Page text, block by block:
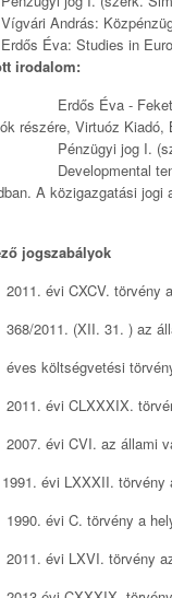
Vígvári András:
Erdős Éva: Studies in
irodalom:
Erdős Éva -
részére, Virtuóz
Pénzügyi jog I.
Developmental
A közigazgatási jogi
jogszabályok
évi CXCV. törvény az
(XII. 31. ) az
költségvetési
évi CLXXXIX. törvény
évi CVI. az állami
évi LXXXII.
évi C. törvény a
évi LXVI. törvény az